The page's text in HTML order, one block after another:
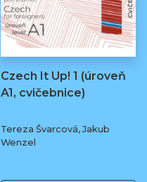
Czech It Up! 1 (úroveň
A1, cvičebnice)
Tereza Švarcová, Jakub
Wenzel